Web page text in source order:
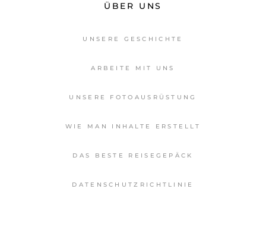
ÜBER UNS
UNSERE GESCHICHTE
ARBEITE MIT UNS
UNSERE FOTOAUSRÜSTUNG
WIE MAN INHALTE ERSTELLT
DAS BESTE REISEGEPÄCK
DATENSCHUTZRICHTLINIE